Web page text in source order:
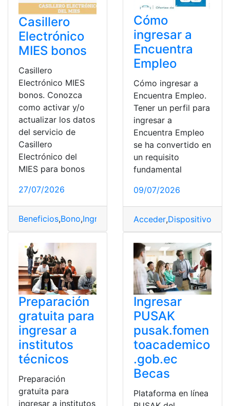
Casillero
Electrónico
MIES bonos
Casillero
Electrónico MIES
bonos. Conozca
como activar y/o
actualizar los datos
del servicio de
Casillero
Electrónico del
MIES para bonos
27/07/2026
Beneficios,Bono,Ingresar MIES,Servicio
Cómo
ingresar a
Encuentra
Empleo
Cómo ingresar a
Encuentra Empleo.
Tener un perfil para
ingresar a
Encuentra Empleo
se ha convertido en
un requisito
fundamental
09/07/2026
Acceder,Dispositivo
Preparación
gratuita para
ingresar a
institutos
técnicos
Preparación
gratuita para
ingresar a institutos
Ingresar
PUSAK
pusak.fomen
toacademico
.gob.ec
Becas
Plataforma en línea